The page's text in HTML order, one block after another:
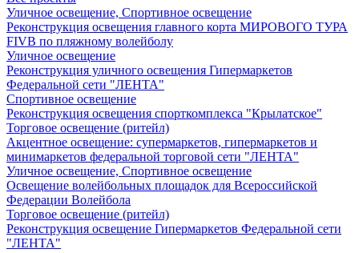
Уличное освещение, Спортивное освещение
Реконструкция освещения главного корта МИРОВОГО ТУРА
FIVB по пляжному волейболу
Уличное освещение
Реконструкция уличного освещения Гипермаркетов
Федеральной сети "ЛЕНТА"
Спортивное освещение
Реконструкция освещения спорткомплекса "Крылатское"
Торговое освещение (ритейл)
Акцентное освещение: супермаркетов, гипермаркетов и
минимаркетов федеральной торговой сети "ЛЕНТА"
Уличное освещение, Спортивное освещение
Освещение волейбольных площадок для Всероссийской
Федерации Волейбола
Торговое освещение (ритейл)
Реконструкция освещение Гипермаркетов Федеральной сети
"ЛЕНТА"